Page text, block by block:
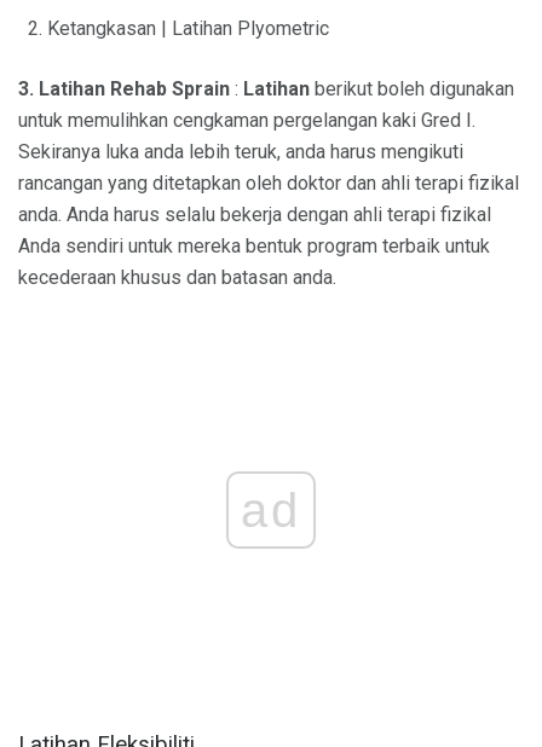
Ketangkasan | Latihan Plyometric
3. Latihan Rehab Sprain : Latihan berikut boleh digunakan
untuk memulihkan cengkaman pergelangan kaki Gred I.
Sekiranya luka anda lebih teruk, anda harus mengikuti
rancangan yang ditetapkan oleh doktor dan ahli terapi fizikal
anda. Anda harus selalu bekerja dengan ahli terapi fizikal
Anda sendiri untuk mereka bentuk program terbaik untuk
kecederaan khusus dan batasan anda.
ad